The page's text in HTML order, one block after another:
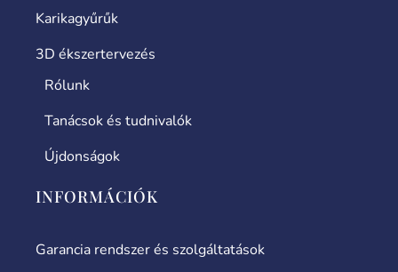
Karikagyűrűk
3D ékszertervezés
Rólunk
Tanácsok és tudnivalók
Újdonságok
INFORMÁCIÓK
Garancia rendszer és szolgáltatások